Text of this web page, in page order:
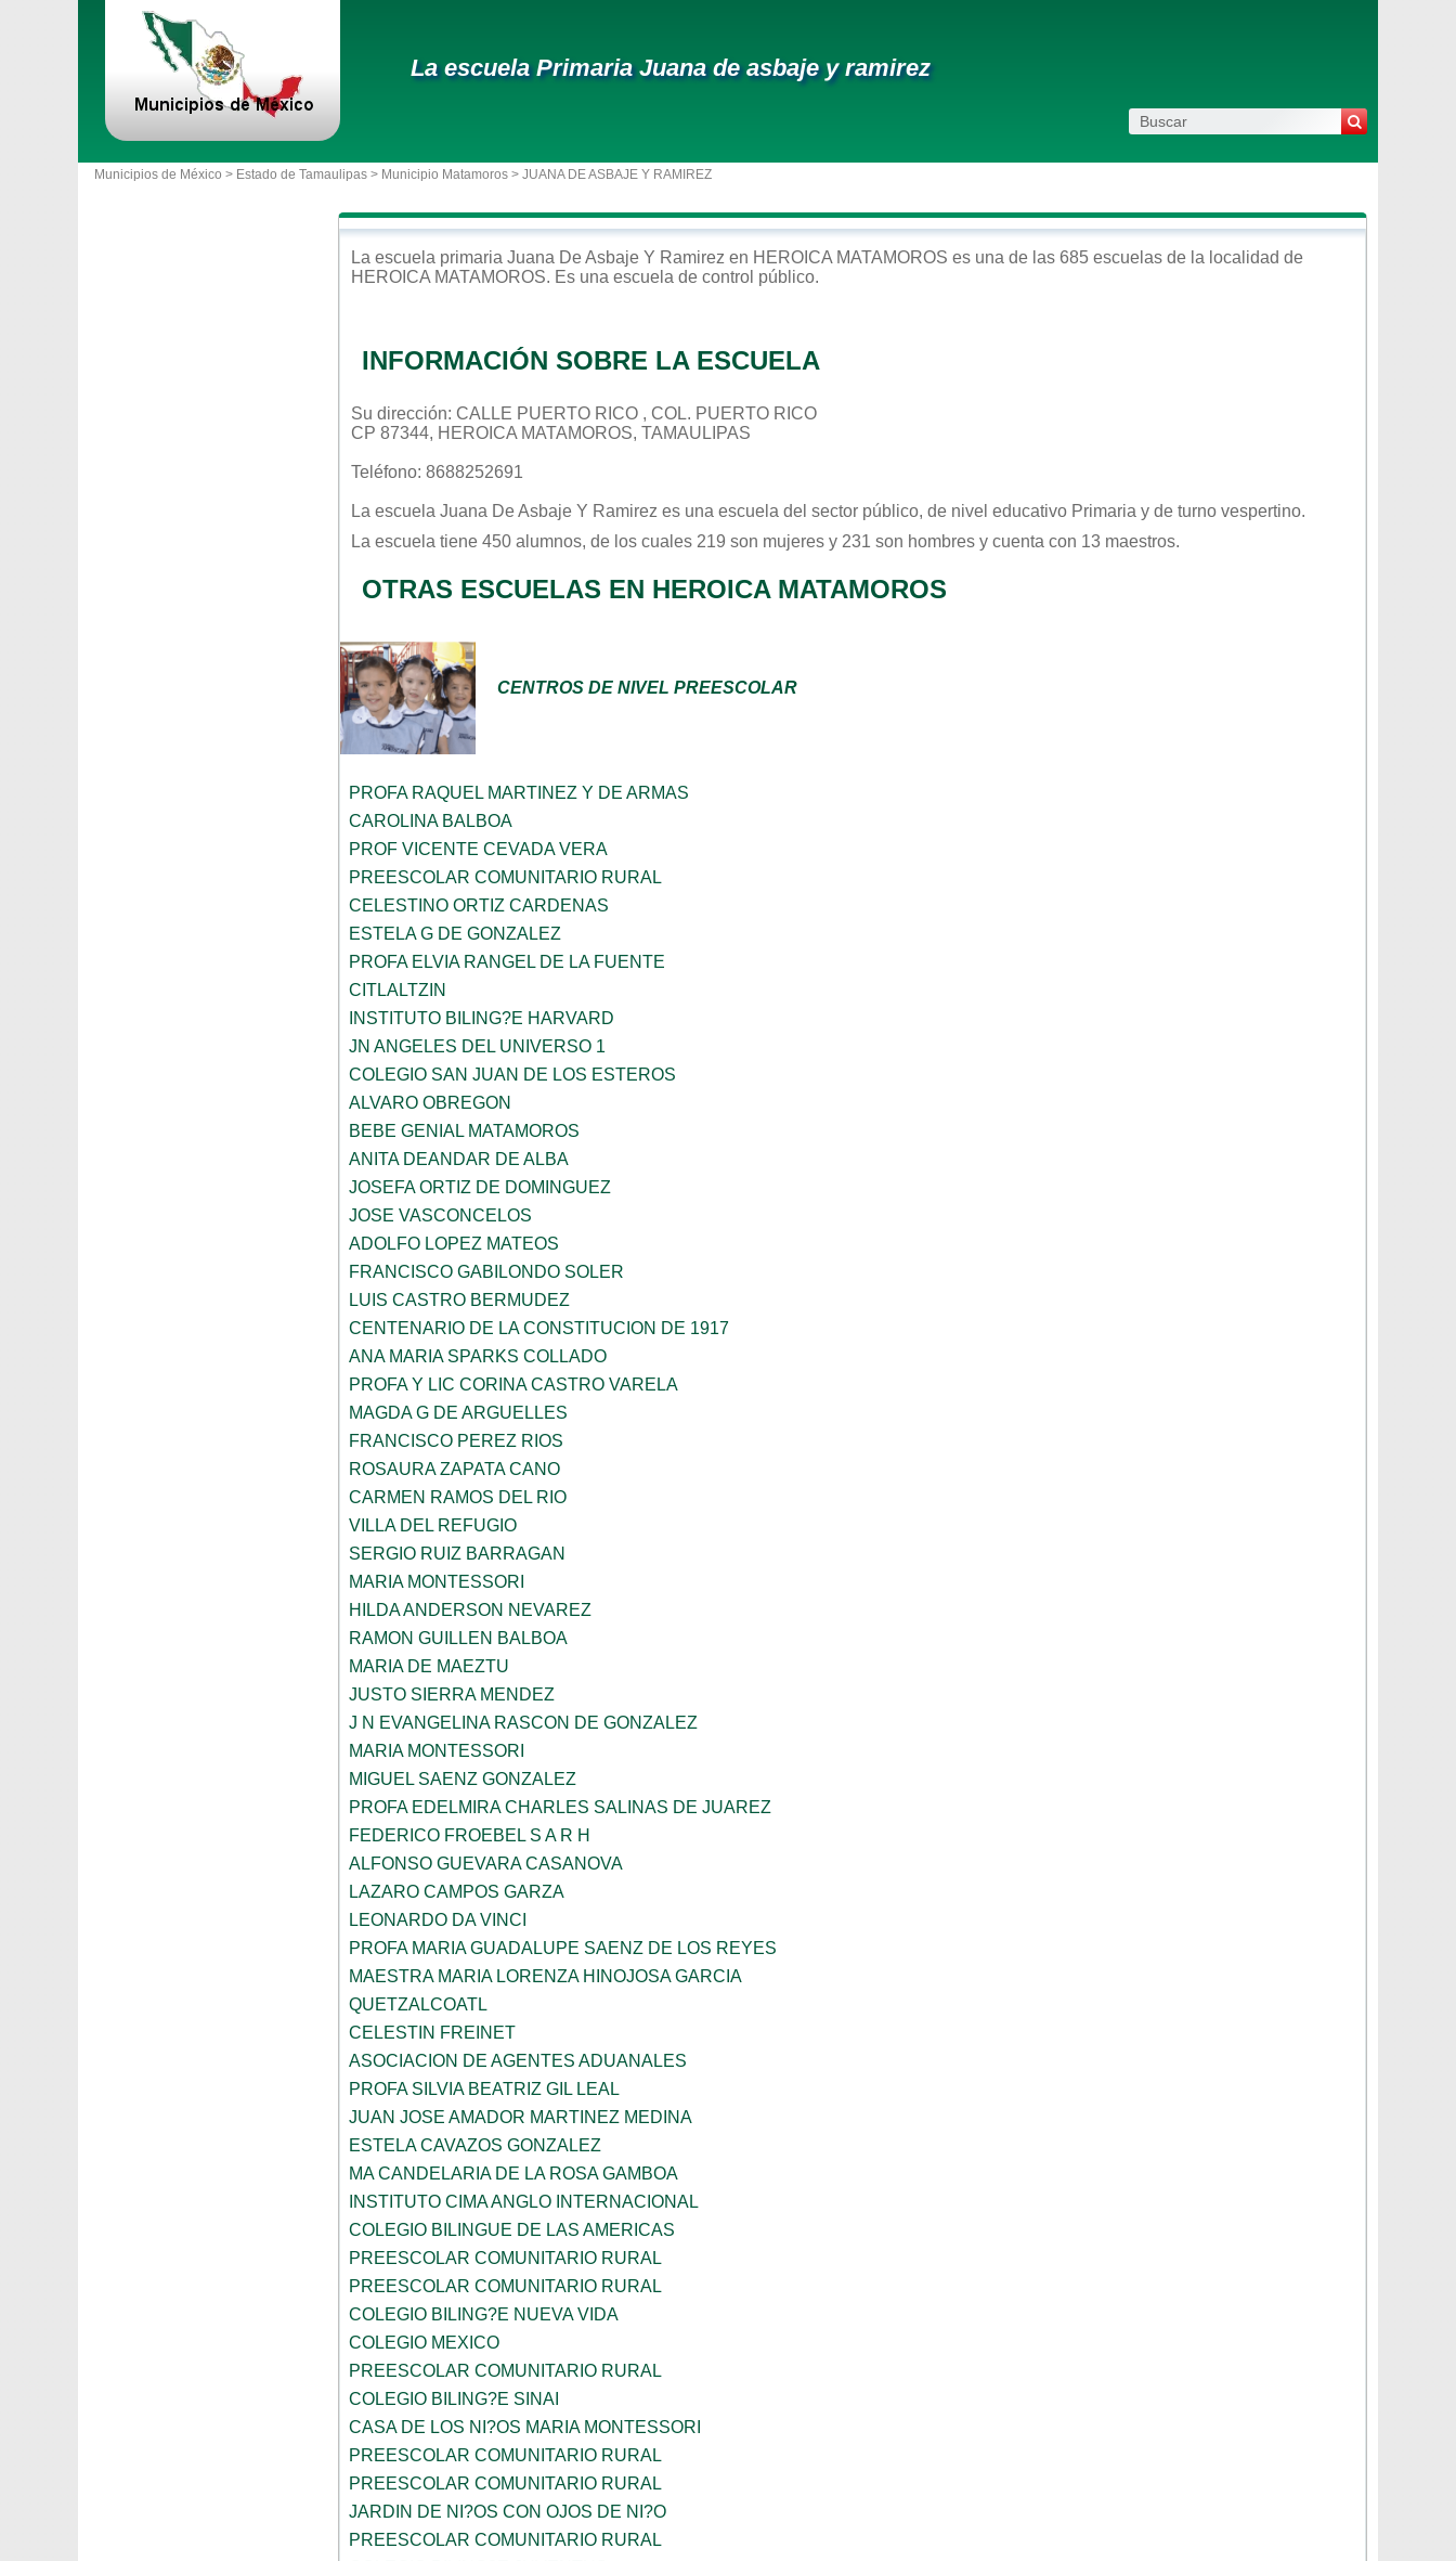
La escuela Primaria Juana de asbaje y ramirez
Municipios de México > Estado de Tamaulipas > Municipio Matamoros > JUANA DE ASBAJE Y RAMIREZ
La escuela primaria Juana De Asbaje Y Ramirez en HEROICA MATAMOROS es una de las 685 escuelas de la localidad de
HEROICA MATAMOROS. Es una escuela de control público.
INFORMACIÓN SOBRE LA ESCUELA
Su dirección: CALLE PUERTO RICO , COL. PUERTO RICO
CP 87344, HEROICA MATAMOROS, TAMAULIPAS
Teléfono: 8688252691
La escuela Juana De Asbaje Y Ramirez es una escuela del sector público, de nivel educativo Primaria y de turno vespertino.
La escuela tiene 450 alumnos, de los cuales 219 son mujeres y 231 son hombres y cuenta con 13 maestros.
OTRAS ESCUELAS EN HEROICA MATAMOROS
CENTROS DE NIVEL PREESCOLAR
PROFA RAQUEL MARTINEZ Y DE ARMAS
CAROLINA BALBOA
PROF VICENTE CEVADA VERA
PREESCOLAR COMUNITARIO RURAL
CELESTINO ORTIZ CARDENAS
ESTELA G DE GONZALEZ
PROFA ELVIA RANGEL DE LA FUENTE
CITLALTZIN
INSTITUTO BILING?E HARVARD
JN ANGELES DEL UNIVERSO 1
COLEGIO SAN JUAN DE LOS ESTEROS
ALVARO OBREGON
BEBE GENIAL MATAMOROS
ANITA DEANDAR DE ALBA
JOSEFA ORTIZ DE DOMINGUEZ
JOSE VASCONCELOS
ADOLFO LOPEZ MATEOS
FRANCISCO GABILONDO SOLER
LUIS CASTRO BERMUDEZ
CENTENARIO DE LA CONSTITUCION DE 1917
ANA MARIA SPARKS COLLADO
PROFA Y LIC CORINA CASTRO VARELA
MAGDA G DE ARGUELLES
FRANCISCO PEREZ RIOS
ROSAURA ZAPATA CANO
CARMEN RAMOS DEL RIO
VILLA DEL REFUGIO
SERGIO RUIZ BARRAGAN
MARIA MONTESSORI
HILDA ANDERSON NEVAREZ
RAMON GUILLEN BALBOA
MARIA DE MAEZTU
JUSTO SIERRA MENDEZ
J N EVANGELINA RASCON DE GONZALEZ
MARIA MONTESSORI
MIGUEL SAENZ GONZALEZ
PROFA EDELMIRA CHARLES SALINAS DE JUAREZ
FEDERICO FROEBEL S A R H
ALFONSO GUEVARA CASANOVA
LAZARO CAMPOS GARZA
LEONARDO DA VINCI
PROFA MARIA GUADALUPE SAENZ DE LOS REYES
MAESTRA MARIA LORENZA HINOJOSA GARCIA
QUETZALCOATL
CELESTIN FREINET
ASOCIACION DE AGENTES ADUANALES
PROFA SILVIA BEATRIZ GIL LEAL
JUAN JOSE AMADOR MARTINEZ MEDINA
ESTELA CAVAZOS GONZALEZ
MA CANDELARIA DE LA ROSA GAMBOA
INSTITUTO CIMA ANGLO INTERNACIONAL
COLEGIO BILINGUE DE LAS AMERICAS
PREESCOLAR COMUNITARIO RURAL
PREESCOLAR COMUNITARIO RURAL
COLEGIO BILING?E NUEVA VIDA
COLEGIO MEXICO
PREESCOLAR COMUNITARIO RURAL
COLEGIO BILING?E SINAI
CASA DE LOS NI?OS MARIA MONTESSORI
PREESCOLAR COMUNITARIO RURAL
PREESCOLAR COMUNITARIO RURAL
JARDIN DE NI?OS CON OJOS DE NI?O
PREESCOLAR COMUNITARIO RURAL